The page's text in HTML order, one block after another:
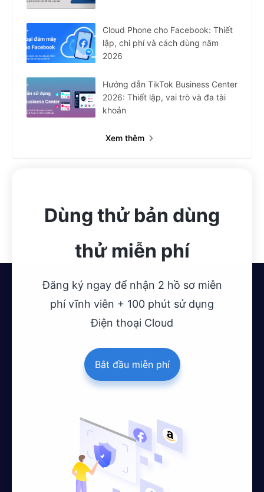
Cloud Phone cho Facebook: Thiết
lập, chi phí và cách dùng năm
2026
Hướng dẫn TikTok Business Center
2026: Thiết lập, vai trò và đa tài
khoản
Xem thêm
Dùng thử bản dùng
thử miễn phí
Đăng ký ngay để nhận 2 hồ sơ miễn
phí vĩnh viễn + 100 phút sử dụng
Điện thoại Cloud
Bắt đầu miễn phí